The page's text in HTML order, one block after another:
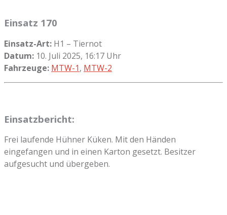
Einsatz 170
Einsatz-Art: H1 – Tiernot
Datum: 10. Juli 2025, 16:17 Uhr
Fahrzeuge: MTW-1, MTW-2
Einsatzbericht:
Frei laufende Hühner Küken. Mit den Händen
eingefangen und in einen Karton gesetzt. Besitzer
aufgesucht und übergeben.